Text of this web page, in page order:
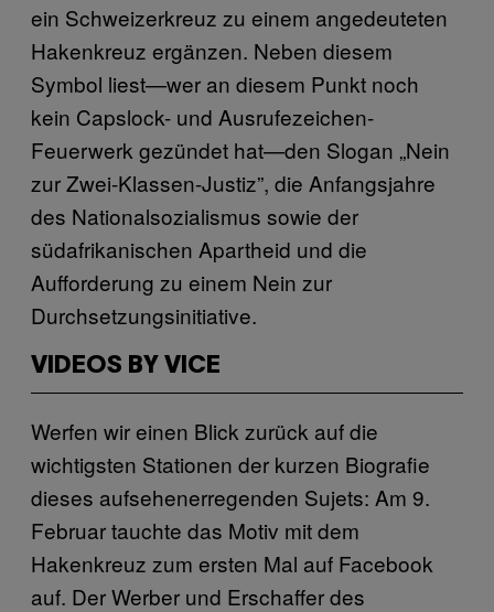
ein Schweizerkreuz zu einem angedeuteten
Hakenkreuz ergänzen. Neben diesem
Symbol liest—wer an diesem Punkt noch
kein Capslock- und Ausrufezeichen-
Feuerwerk gezündet hat—den Slogan „Nein
zur Zwei-Klassen-Justiz”, die Anfangsjahre
des Nationalsozialismus sowie der
südafrikanischen Apartheid und die
Aufforderung zu einem Nein zur
Durchsetzungsinitiative.
VIDEOS BY VICE
Werfen wir einen Blick zurück auf die
wichtigsten Stationen der kurzen Biografie
dieses aufsehenerregenden Sujets: Am 9.
Februar tauchte das Motiv mit dem
Hakenkreuz zum ersten Mal auf Facebook
auf. Der Werber und Erschaffer des